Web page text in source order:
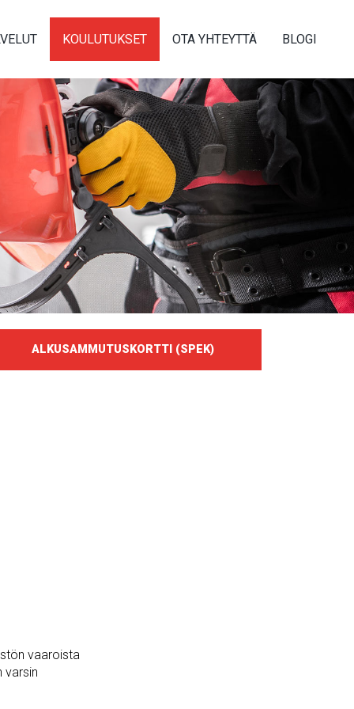
KOULUTUKSET OTA YHTEYTTÄ BLOGI
ALKUSAMMUTUSKORTTI (SPEK)
vaaroista
varsin